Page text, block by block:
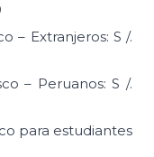
– Extranjeros: S /.
– Peruanos: S /.
para estudiantes